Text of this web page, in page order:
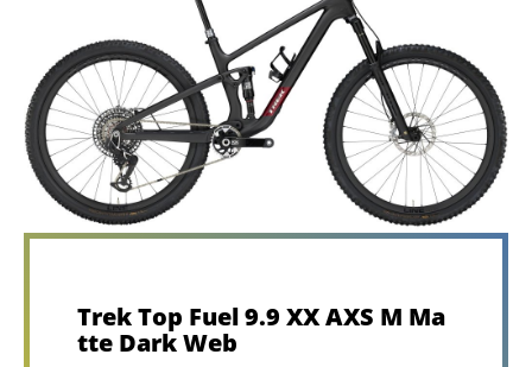
Trek Top Fuel 9.9 XX AXS M Ma
tte Dark Web